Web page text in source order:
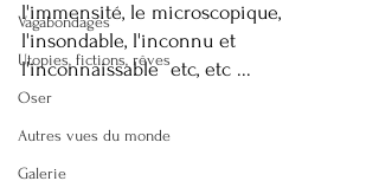
Vagabondages
Utopies, fictions, rêves
Oser
Autres vues du monde
Galerie
l'immensité, le microscopique,
l'insondable, l'inconnu et
l'inconnaissable  etc, etc ...